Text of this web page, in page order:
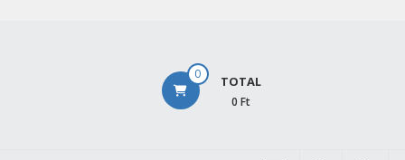
0 TOTAL
0 Ft